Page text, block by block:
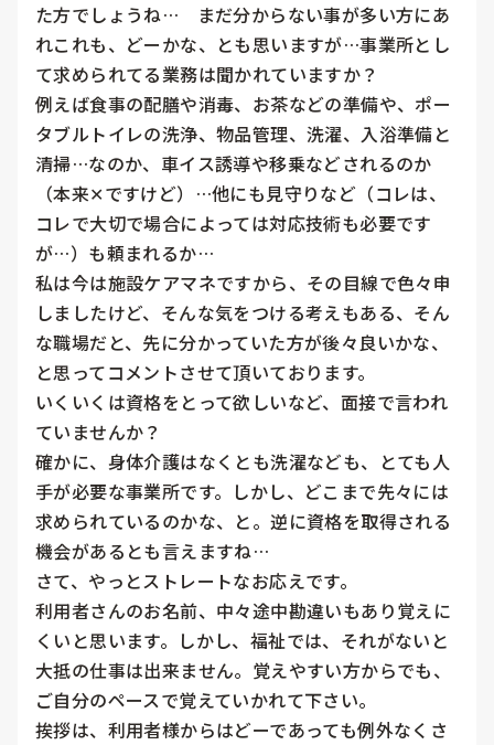
た方でしょうね…　まだ分からない事が多い方にあ
れこれも、どーかな、とも思いますが…事業所とし
て求められてる業務は聞かれていますか？
例えば食事の配膳や消毒、お茶などの準備や、ポー
タブルトイレの洗浄、物品管理、洗濯、入浴準備と
清掃…なのか、車イス誘導や移乗などされるのか
（本来✕ですけど）…他にも見守りなど（コレは、
コレで大切で場合によっては対応技術も必要です
が…）も頼まれるか…
私は今は施設ケアマネですから、その目線で色々申
しましたけど、そんな気をつける考えもある、そん
な職場だと、先に分かっていた方が後々良いかな、
と思ってコメントさせて頂いております。
いくいくは資格をとって欲しいなど、面接で言われ
ていませんか？
確かに、身体介護はなくとも洗濯なども、とても人
手が必要な事業所です。しかし、どこまで先々には
求められているのかな、と。逆に資格を取得される
機会があるとも言えますね…
さて、やっとストレートなお応えです。
利用者さんのお名前、中々途中勘違いもあり覚えに
くいと思います。しかし、福祉では、それがないと
大抵の仕事は出来ません。覚えやすい方からでも、
ご自分のペースで覚えていかれて下さい。
挨拶は、利用者様からはどーであっても例外なくさ